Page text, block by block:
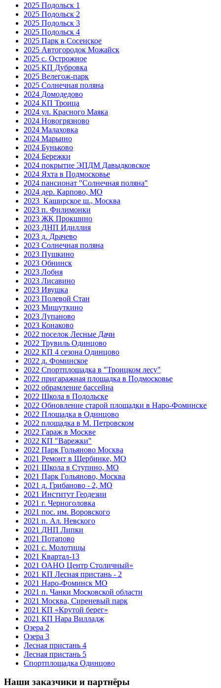
2025 Подольск 1
2025 Подольск 2
2025 Подольск 3
2025 Подольск 4
2025 Парк в Сосенское
2025 Автогородок Можайск
2025 с. Острожное
2025 КП Дубровка
2025 Велегож-парк
2025 Солнечная поляна
2024 Домодедово
2024 КП Троица
2024 ул. Красного Маяка
2024 Новогрязново
2024 Малаховка
2024 Марьино
2024 Буньково
2024 Бережки
2024 покрытие ЭПДМ Давыдковское
2024 Яхта в Подмосковье
2024 пансионат "Солнечная поляна"
2024 дер. Карпово, МО
2023_Каширское ш., Москва
2023 п. Филимонки
2023 ЖК Прокшино
2023 ДНП Идиллия
2023 д. Драчево
2023 Солнечная поляна
2023 Пушкино
2023 Обнинск
2023 Лобня
2023 Лисавино
2023 Ивушка
2023 Полевой Стан
2023 Мишуткино
2023 Лупаново
2023 Конаково
2022 поселок Лесные Дачи
2022 Трувиль Одинцово
2022 КП 4 сезона Одинцово
2022 д. Фоминское
2022 Спортплощадка в "Троицком лесу"
2022 пригаражная площадка в Подмосковье
2022 обрамление бассейна
2022 Школа в Подольске
2022 Обновление старой площадки в Наро-Фоминске
2022 Площадка в Одинцово
2022 площадка в М. Петровском
2022 Гараж в Москве
2022 КП "Варежки"
2022 Парк Гольяново Москва
2021 Ремонт в Щербинке, МО
2021 Школа в Ступино, МО
2021 Парк Гольяново, Москва
2021 д. Грибаново - 2, МО
2021 Институт Геодезии
2021 г. Черноголовка
2021 пос. им. Воровского
2021 п. Ал. Невского
2021 ДНП Липки
2021 Потапово
2021 с. Молотицы
2021 Квартал-13
2021 ОАНО Центр Столичный»
2021 КП Лесная пристань - 2
2021 Наро-Фоминск МО
2021 п. Чанки Московской области
2021 Москва, Сиреневый парк
2021 КП «Крутой берег»
2021 КП Нара Вилладж
Озера 2
Озера 3
Лесная пристань 4
Лесная пристань 5
Спортплощадка Одинцово
Наши заказчики и партнёры